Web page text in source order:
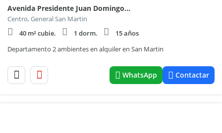
Avenida Presidente Juan Domingo Perón 3600, Piso 1
Centro, General San Martin
40 m² cubie.
1 dorm.
15 años
Departamento 2 ambientes en alquiler en San Martin
WhatsApp Contactar